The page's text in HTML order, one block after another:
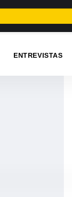
ENTREVISTAS